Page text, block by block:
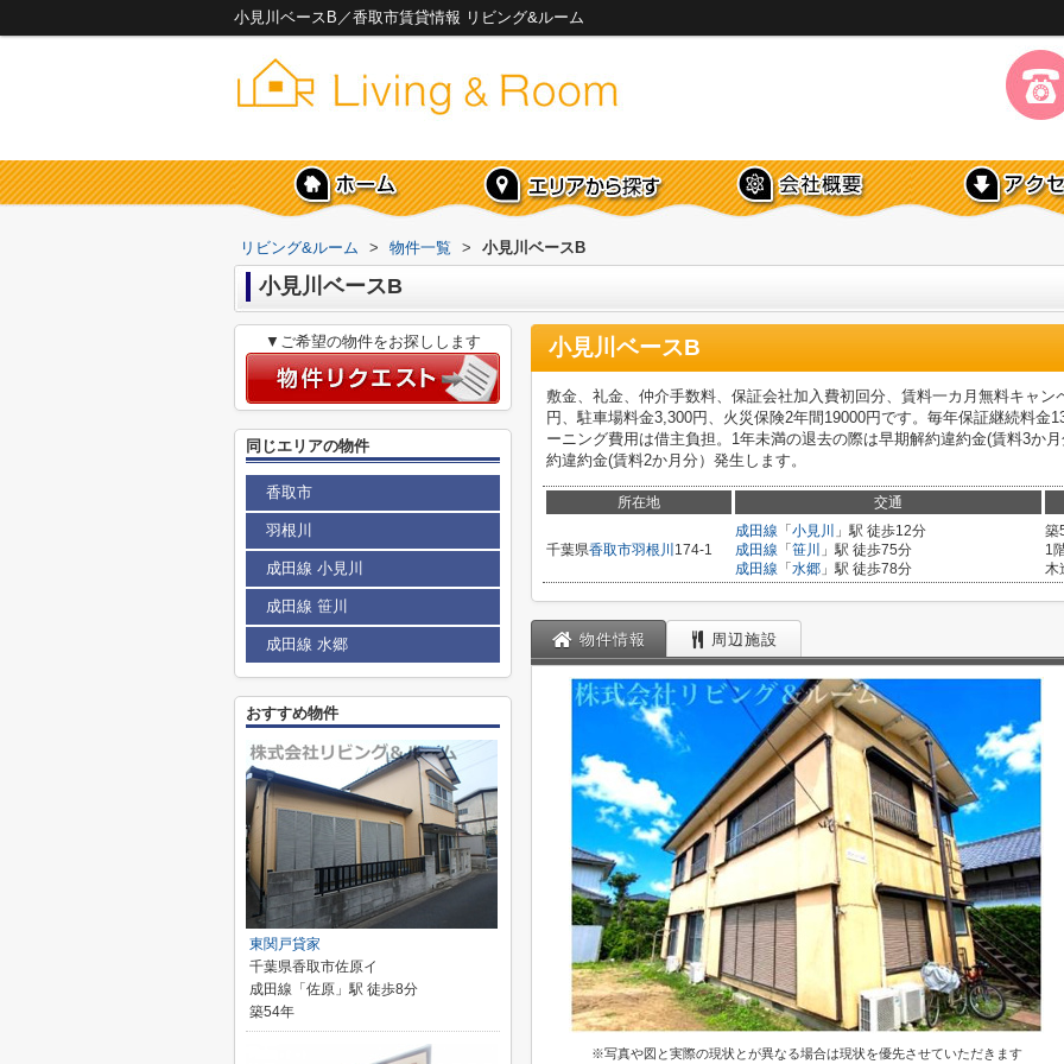
小見川ベースB／香取市賃貸情報 リビング&ルーム
リビング&ルーム > 物件一覧 > 小見川ベースB
小見川ベースB
小見川ベースB
敷金、礼金、仲介手数料、保証会社加入費初回分、賃料一カ月無料キャン
円、駐車場料金3,300円、火災保険2年間19000円です。毎年保証継続料金
ーニング費用は借主負担。1年未満の退去の際は早期解約違約金(賃料3か
約違約金(賃料2か月分）発生します。
所在地 交通
千葉県香取市羽根川 174-1
成田線 「 小見川
」駅 徒歩12分
成田線 「 笹川
」駅 徒歩75分
成田線 「 水郷 」駅 徒歩78分
築
1
木
物件情報 周辺施設
※写真や図と実際の現状とが異なる場合は現状を優先させていただきます
▼ご希望の物件をお探しします
同じエリアの物件
香取市
羽根川
成田線 小見川
成田線 笹川
成田線 水郷
おすすめ物件
東関戸貸家
千葉県香取市佐原イ
成田線「佐原」駅 徒歩8分
築54年